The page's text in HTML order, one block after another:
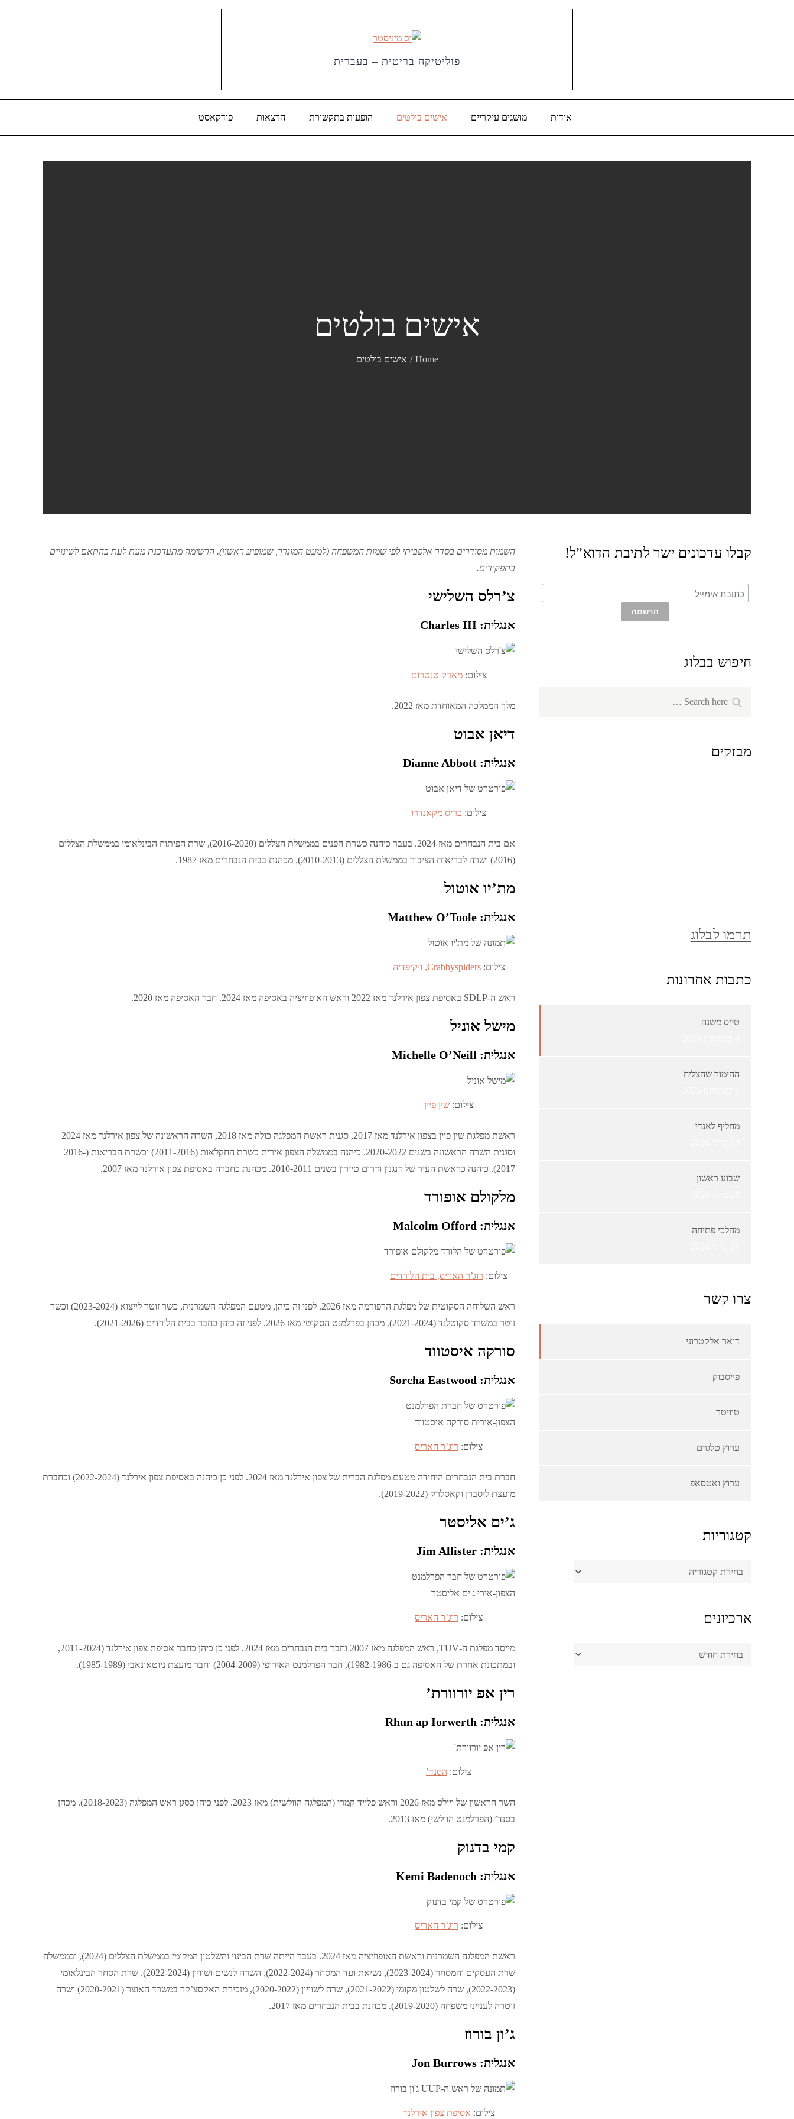
פוליטיקה בריטית – בעברית
אודות מושגים עיקריים אישים בולטים הופעות בתקשורת הרצאות פודקאסט
אישים בולטים
Home אישים בולטים
השמות מסודרים בסדר אלפביתי לפי שמות המשפחה (למעט המונרך, שמופיע ראשון). הרשימה מתעדכנת מעת לעת בהתאם לשינויים
בתפקידים.
צ’רלס השלישי
אנגלית: Charles III
צילום:מארק טנטרום
מלך הממלכה המאוחדת מאז 2022.
דיאן אבוט
אנגלית: Dianne Abbott
צילום: כריס מקאנדרו
אם בית הנבחרים מאז 2024. בעבר כיהנה כשרת הפנים בממשלת הצללים (2016-2020), שרת הפיתוח הבינלאומי בממשלת הצללים
(2016) ושרה לבריאות הציבור בממשלת הצללים (2010-2013). מכהנת בבית הנבחרים מאז 1987.
מת’יו אוטול
אנגלית: Matthew O’Toole
צילום:Crabbyspiders, ויקיפדיה
ראש ה-SDLP באסיפת צפון אירלנד מאז 2022 וראש האופוזיציה באסיפה מאז 2024. חבר האסיפה מאז 2020.
מישל אוניל
אנגלית: Michelle O’Neill
צילום:שין פיין
ראשת מפלגת שין פיין בצפון אירלנד מאז 2017, סגנית ראשת המפלגה כולה מאז 2018, השרה הראשונה של צפון אירלנד מאז 2024
וסגנית השרה הראשונה בשנים 2020-2022. כיהנה בממשלה הצפון אירית כשרת החקלאות (2011-2016) וכשרת הבריאות (2016-
2017). כיהנה כראשת העיר של דנגנון ודרום טיירון בשנים 2010-2011. מכהנת כחברה באסיפת צפון אירלנד מאז 2007.
מלקולם אופורד
אנגלית: Malcolm Offord
צילום: רוג’ר האריס, בית הלורדים
ראש השלוחה הסקוטית של מפלגת הרפורמה מאז 2026. לפני זה כיהן, מטעם המפלגה השמרנית, כשר זוטר לייצוא (2023-2024) וכשר
זוטר במשרד סקוטלנד (2021-2024). מכהן בפרלמנט הסקוטי מאז 2026. לפני זה כיהן כחבר בבית הלורדים (2021-2026).
סורקה איסטווד
אנגלית: Sorcha Eastwood
צילום: רוג’ר האריס
חברת בית הנבחרים היחידה מטעם מפלגת הברית של צפון אירלנד מאז 2024. לפני כן כיהנה באסיפת צפון אירלנד (2022-2024) וכחברת
מועצת ליסברן וקאסלרק (2019-2022).
ג’ים אליסטר
אנגלית: Jim Allister
צילום: רוג’ר האריס
מייסד מפלגת ה-TUV, ראש המפלגה מאז 2007 וחבר בית הנבחרים מאז 2024. לפני כן כיהן כחבר אסיפת צפון אירלנד (2011-2024,
ובמתכונת אחרת של האסיפה גם ב-1982-1986), חבר הפרלמנט האירופי (2004-2009) וחבר מועצת ניוטאונאבי (1985-1989).
רין אפ יורוורת’
אנגלית: Rhun ap Iorwerth
צילום: הסנד’
השר הראשון של ויילס מאז 2026 וראש פלייד קמרי (המפלגה הוולשית) מאז 2023. לפני כיהן כסגן ראש המפלגה (2018-2023). מכהן
בסנד’ (הפרלמנט הוולשי) מאז 2013.
קמי בדנוק
אנגלית: Kemi Badenoch
צילום: רוג’ר האריס
ראשת המפלגה השמרנית וראשת האופוזיציה מאז 2024. בעבר הייתה שרת הבינוי והשלטון המקומי בממשלת הצללים (2024), ובממשלה
שרת העסקים והמסחר (2023-2024), נשיאת ועד המסחר (2022-2024), השרה לנשים ושוויון (2022-2024), שרת הסחר הבינלאומי
(2022-2023), שרה לשלטון מקומי (2021-2022), שרה לשוויון (2020-2022), מזכירת האקסצ’קר במשרד האוצר (2020-2021) ושרה
זוטרה לענייני משפחה (2019-2020). מכהנת בבית הנבחרים מאז 2017.
ג’ון בורוז
אנגלית: Jon Burrows
צילום: אסיפת צפון אירלנד
קבלו עדכונים ישר לתיבת הדוא”ל!
חיפוש בבלוג
Search
מבזקים
תרמו לבלוג
כתבות אחרונות
טייס משנה
ההימור שהצליח
מחליף לאנדי
שבוע ראשון
מהלכי פתיחה
צרו קשר
דואר אלקטרוני
פייסבוק
טוויטר
ערוץ טלגרם
ערוץ ואטסאפ
קטגוריות
קטגוריות
ארכיונים
ארכיונים